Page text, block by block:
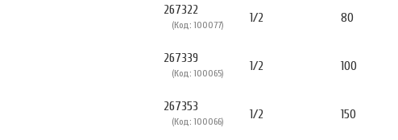
267322
(Код: 100077) 1/2 80
267339
(Код: 100065) 1/2 100
267353
(Код: 100066) 1/2 150